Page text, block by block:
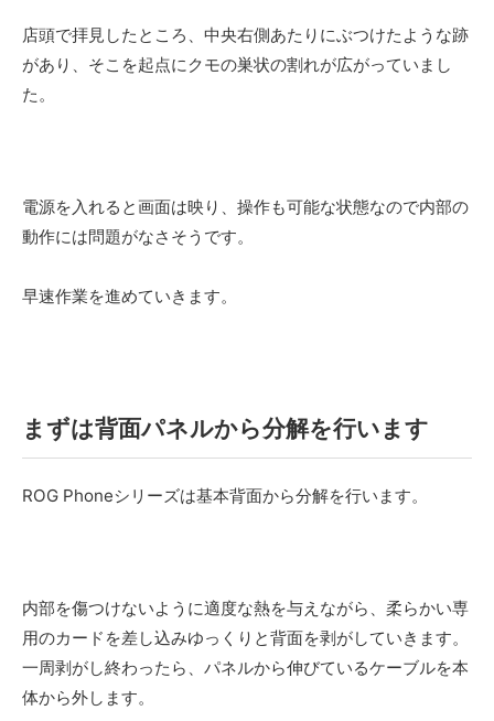
店頭で拝見したところ、中央右側あたりにぶつけたような跡
があり、そこを起点にクモの巣状の割れが広がっていまし
た。
電源を入れると画面は映り、操作も可能な状態なので内部の
動作には問題がなさそうです。
早速作業を進めていきます。
まずは背面パネルから分解を行います
ROG Phoneシリーズは基本背面から分解を行います。
内部を傷つけないように適度な熱を与えながら、柔らかい専
用のカードを差し込みゆっくりと背面を剥がしていきます。
一周剥がし終わったら、パネルから伸びているケーブルを本
体から外します。